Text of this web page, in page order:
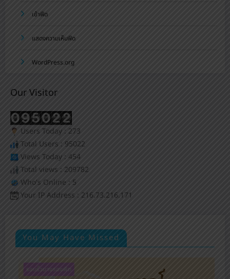
เข้าฟีด
แสดงความเห็นฟีด
WordPress.org
Our Visitor
Users Today : 273
Total Users : 95022
Views Today : 454
Total views : 209782
Who's Online : 5
Your IP Address : 216.73.216.171
You May Have Missed
รอบรั้วนางรองพิท